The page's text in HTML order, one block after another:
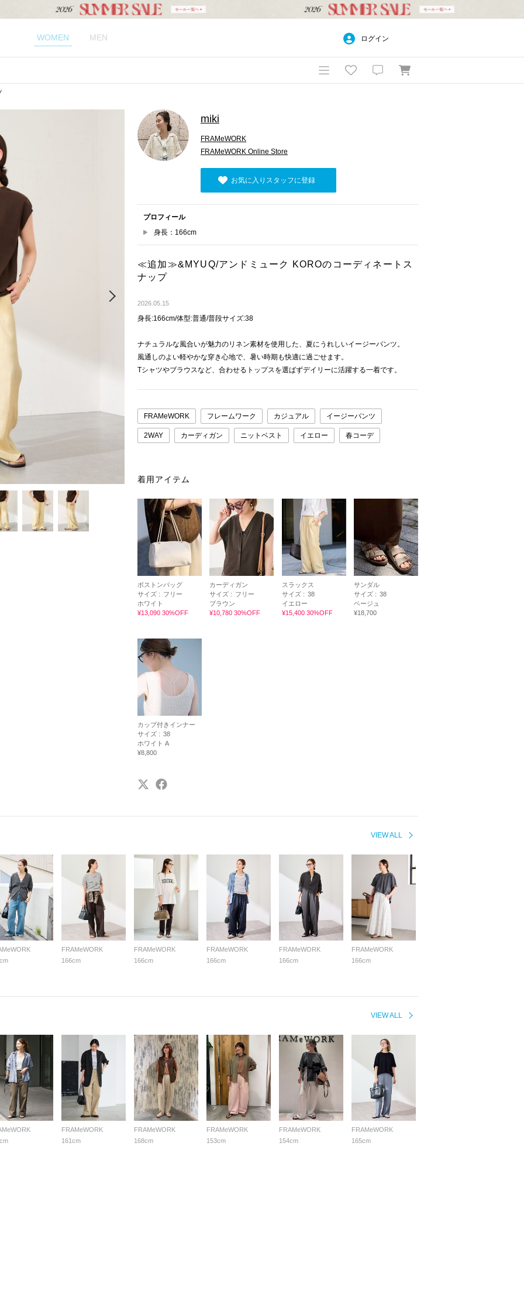
WOMEN MEN ログイン
miki
FRAMeWORK
FRAMeWORK Online Store
お気に入りスタッフに登録
プロフィール
身長：166cm
≪追加≫&MYUQ/アンドミューク KOROのコーディネートス
ナップ
2026.05.15
身長:166cm/体型:普通/普段サイズ:38
ナチュラルな風合いが魅力のリネン素材を使用した、夏にうれしいイージーパンツ。
風通しのよい軽やかな穿き心地で、暑い時期も快適に過ごせます。
Tシャツやブラウスなど、合わせるトップスを選ばずデイリーに活躍する一着です。
FRAMeWORK フレームワーク カジュアル イージーパンツ
2WAY カーディガン ニットベスト イエロー 春コーデ
着用アイテム
ボストンバッグ
サイズ : フリー
ホワイト
¥13,090 30%OFF
カーディガン
サイズ : フリー
ブラウン
¥10,780 30%OFF
スラックス
サイズ : 38
イエロー
¥15,400 30%OFF
サンダル
サイズ : 38
ベージュ
¥18,700
カップ付きインナー
サイズ : 38
ホワイト A
¥8,800
VIEW ALL
FRAMeWORK
166cm
FRAMeWORK
166cm
FRAMeWORK
166cm
FRAMeWORK
166cm
FRAMeWORK
166cm
VIEW ALL
FRAMeWORK
161cm
FRAMeWORK
168cm
FRAMeWORK
153cm
FRAMeWORK
154cm
FRAMeWORK
165cm